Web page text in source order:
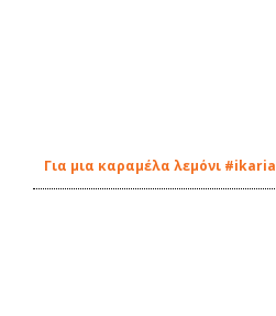
Για μια καραμέλα λεμόνι #ikaria